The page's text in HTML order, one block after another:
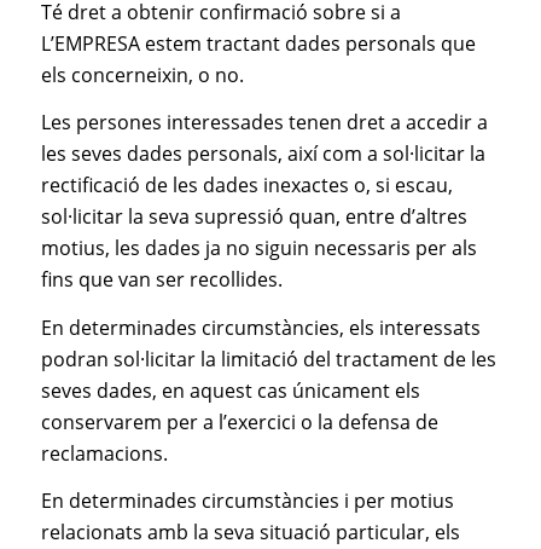
Té dret a obtenir confirmació sobre si a
L’EMPRESA estem tractant dades personals que
els concerneixin, o no.
Les persones interessades tenen dret a accedir a
les seves dades personals, així com a sol·licitar la
rectificació de les dades inexactes o, si escau,
sol·licitar la seva supressió quan, entre d’altres
motius, les dades ja no siguin necessaris per als
fins que van ser recollides.
En determinades circumstàncies, els interessats
podran sol·licitar la limitació del tractament de les
seves dades, en aquest cas únicament els
conservarem per a l’exercici o la defensa de
reclamacions.
En determinades circumstàncies i per motius
relacionats amb la seva situació particular, els